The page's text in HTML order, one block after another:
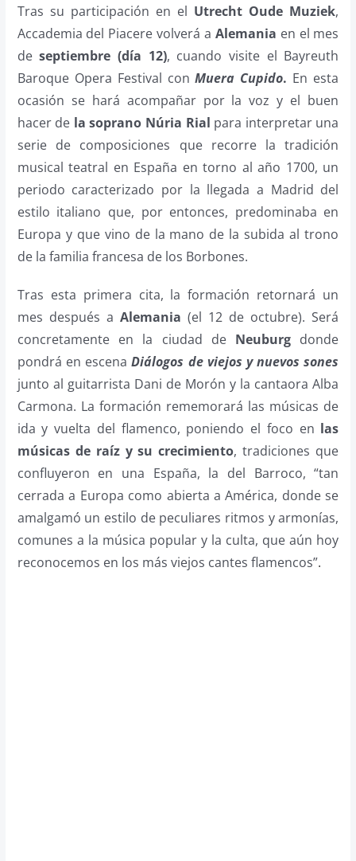
Tras su participación en el Utrecht Oude Muziek,
Accademia del Piacere volverá a Alemania en el mes
deseptiembre (día 12), cuando visite el Bayreuth
Baroque Opera Festival con Muera Cupido. En esta
ocasión se hará acompañar por la voz y el buen
hacer de la soprano Núria Rial para interpretar una
serie de composiciones que recorre la tradición
musical teatral en España en torno al año 1700, un
periodo caracterizado por la llegada a Madrid del
estilo italiano que, por entonces, predominaba en
Europa y que vino de la mano de la subida al trono
de la familia francesa de los Borbones.
Tras esta primera cita, la formación retornará un
mes después a Alemania (el 12 de octubre). Será
concretamente en la ciudad de Neuburg donde
pondrá en escenaDiálogos de viejos y nuevos sones
junto al guitarrista Dani de Morón y la cantaora Alba
Carmona. La formación rememorará las músicas de
ida y vuelta del flamenco, poniendo el foco en las
músicas de raíz y su crecimiento, tradiciones que
confluyeron en una España, la del Barroco, “tan
cerrada a Europa como abierta a América, donde se
amalgamó un estilo de peculiares ritmos y armonías,
comunes a la música popular y la culta, que aún hoy
reconocemos en los más viejos cantes flamencos”.